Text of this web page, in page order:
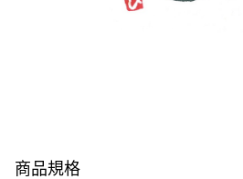
商品規格